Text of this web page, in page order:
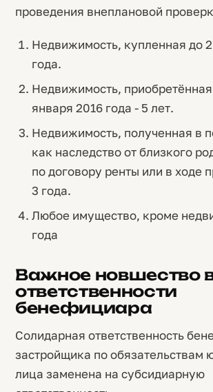
проведения внеплановой
Недвижимость, купленная до
года.
Недвижимость, приобретённая
января 2016 года - 5 лет.
Недвижимость, полученная в
как наследство от близкого
по договору ренты или в ходе
3 года.
Любое имущество, кроме
года
Важное новшество
ответственности
бенефициара
Солидарная ответственность
застройщика по обязательствам
лица заменена на субсидиарную